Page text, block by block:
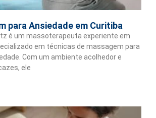
para Ansiedade em Curitiba
é um massoterapeuta experiente em
em técnicas de massagem para
Com um ambiente acolhedor e
ele